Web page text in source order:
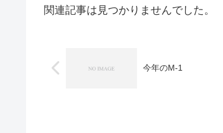
関連記事は見つかりませんでした。
今年のM-1